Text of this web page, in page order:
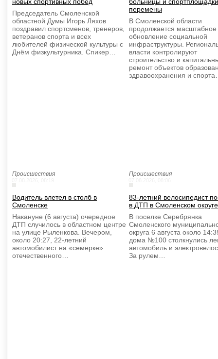
Председатель Смоленской
областной Думы Игорь Ляхов
поздравил спортсменов, тренеров,
ветеранов спорта и всех
любителей физической культуры с
Днём физкультурника. Спикер…
перемены
В Смоленской области
продолжается масштабное
обновление социальной
инфраструктуры.
власти контролируют
строительство и
ремонт объектов
здравоохранения и
Происшествия
Водитель влетел в столб в
Смоленске
Накануне (6 августа) очередное
ДТП случилось в областном центре
на улице Рыленкова. Вечером,
около 20:27, 22-летний
автомобилист на «семерке»
отечественного…
Происшествия
83-летний велосипедист
в ДТП в Смоленском округе
В поселке Серебрянка
Смоленского
округа 6 августа около
дома №100 столкнулись
автомобиль и
За рулем…